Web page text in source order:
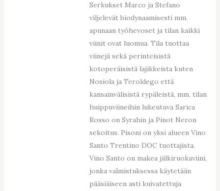
Serkukset Marco ja Stefano
viljelevät biodynaamisesti mm.
apunaan työhevoset ja tilan kaikki
viinit ovat luomua. Tila tuottaa
viinejä sekä perinteisistä
kotoperäisistä lajikkeista kuten
Nosiola ja Teroldego että
kansainvälisistä rypäleistä, mm. tilan
huippuviineihin lukeutuva Sarica
Rosso on Syrahin ja Pinot Neron
sekoitus. Pisoni on yksi alueen Vino
Santo Trentino DOC tuottajista.
Vino Santo on makea jälkiruokaviini,
jonka valmistuksessa käytetään
pääsiäiseen asti kuivatettuja